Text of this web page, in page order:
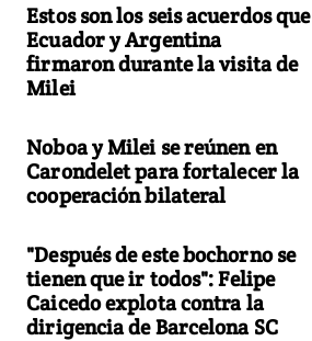
Estos son los seis acuerdos que
Ecuador y Argentina
firmaron durante la visita de
Milei
Noboa y Milei se reúnen en
Carondelet para fortalecer la
cooperación bilateral
"Después de este bochorno se
tienen que ir todos": Felipe
Caicedo explota contra la
dirigencia de Barcelona SC